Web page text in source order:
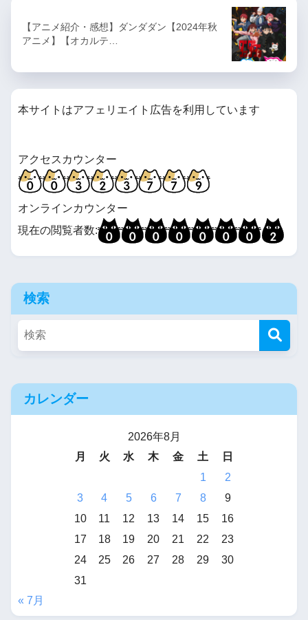
【アニメ紹介・感想】ダンダダン【2024年秋
アニメ】【オカルテ…
本サイトはアフェリエイト広告を利用しています
アクセスカウンター
オンラインカウンター
現在の閲覧者数:
検索
カレンダー
2026年8月
月
火 水 木 金 土
日
1
2
3
4 5 6 7 8
9
10
11 12 13 14 15
16
17
18 19 20 21 22
23
24
25 26 27 28 29
30
31
« 7月